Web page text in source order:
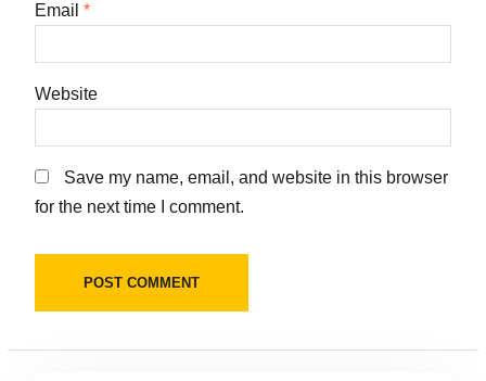
Email *
Website
Save my name, email, and website in this browser
for the next time I comment.